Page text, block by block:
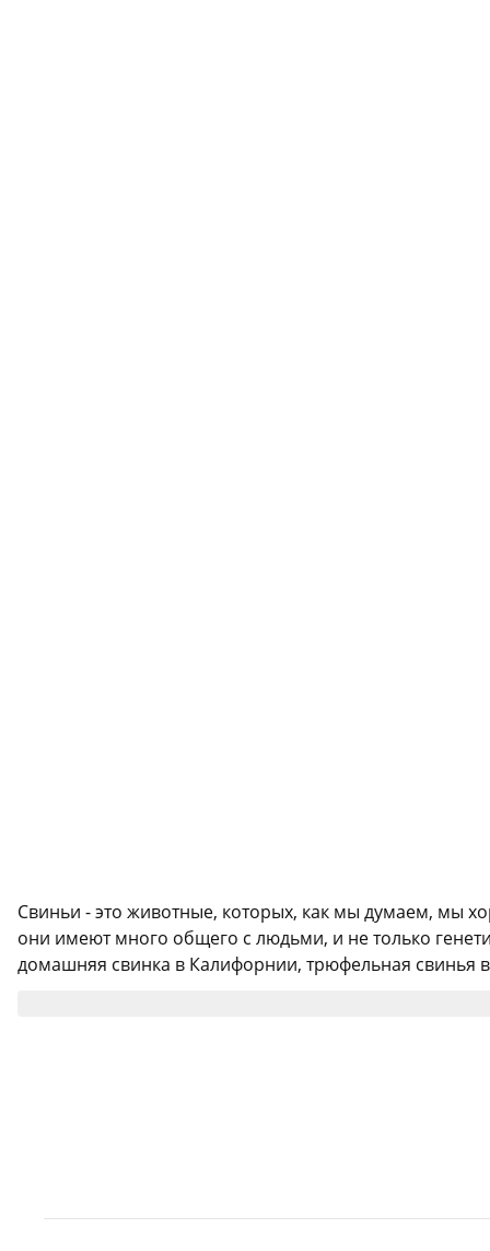
Свиньи - это животные, которых, как мы думаем, мы
они имеют много общего с людьми, и не только
домашняя свинка в Калифорнии, трюфельная свинья